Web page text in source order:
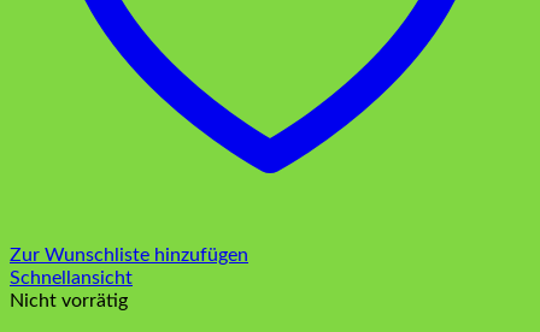
Zur Wunschliste hinzufügen
Schnellansicht
Nicht vorrätig